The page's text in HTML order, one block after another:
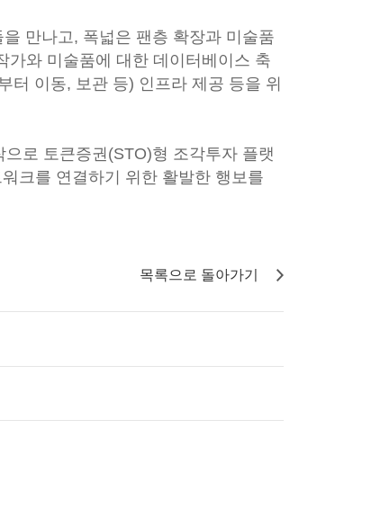
만나고, 폭넓은 팬층 확장과 미술품
가와 미술품에 대한 데이터베이스 축
터 이동, 보관 등) 인프라 제공 등을 위
로 토큰증권(STO)형 조각투자 플랫
크를 연결하기 위한 활발한 행보를
목록으로 돌아가기